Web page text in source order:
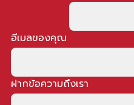
อีเมลของคุณ
ฝากข้อความถึงเรา